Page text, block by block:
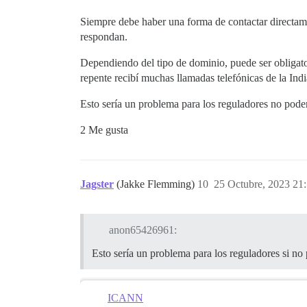
Siempre debe haber una forma de contactar
respondan.
Dependiendo del tipo de dominio, puede ser
repente recibí muchas llamadas telefónicas de la
Esto sería un problema para los reguladores no
2 Me gusta
Jagster (Jakke Flemming) 25 Octubre, 2023
10
anon65426961:
Esto sería un problema para los reguladores si
ICANN